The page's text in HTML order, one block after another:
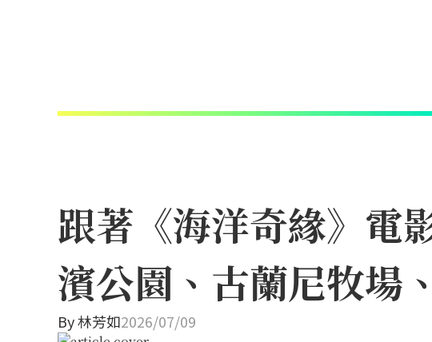
跟著《海洋奇緣》電
濱公園、古蘭尼牧場
By林芳如2026/07/09